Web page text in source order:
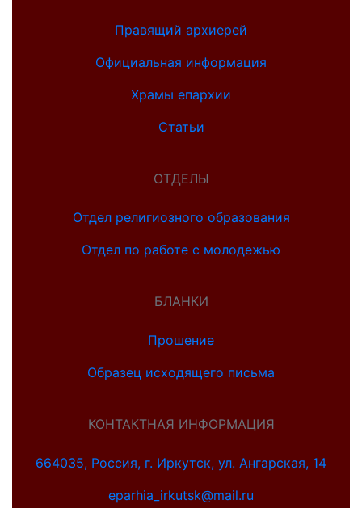
Правящий архиерей
Официальная информация
Храмы епархии
Статьи
ОТДЕЛЫ
Отдел религиозного образования
Отдел по работе с молодежью
БЛАНКИ
Прошение
Образец исходящего письма
КОНТАКТНАЯ ИНФОРМАЦИЯ
664035, Россия, г. Иркутск, ул. Ангарская, 14
eparhia_irkutsk@mail.ru